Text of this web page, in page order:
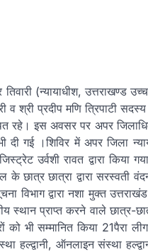
(न्यायाधीश, उत्तराखण्ड
व श्री प्रदीप मणि त्रिपाटी
रहे। इस अवसर पर अपर
दी गई ।शिविर में अपर जिला
उर्वशी रावत द्वारा किया
छात्र छात्रा द्वारा सरस्वती
विभाग द्वारा नशा मुक्त
स्थान प्राप्त करने वाले
भी सम्मानित किया 21पैरा
हल्द्वानी, ऑनलाइन संस्था